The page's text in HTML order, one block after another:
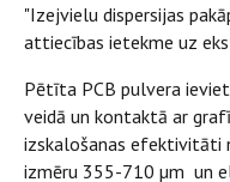
"Izejvielu dispersijas
attiecības ietekme uz
Pētīta PCB pulvera
veidā un kontaktā ar
izskalošanas efektivitāti
izmēru 355-710 µm un